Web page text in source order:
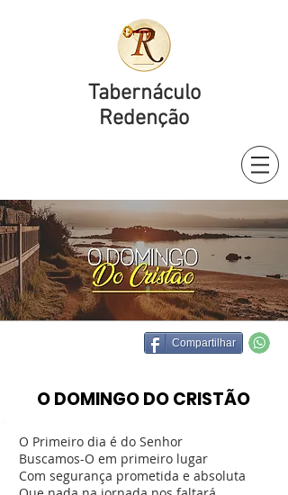
Tabernáculo
Redenção
Compartilhar
O DOMINGO DO CRISTÃO
O Primeiro dia é do Senhor
Buscamos-O em primeiro lugar
Com segurança prometida e absoluta